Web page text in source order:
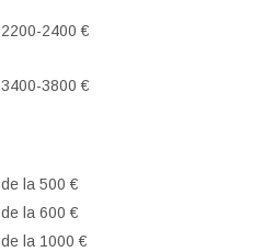
2200-2400 €
3400-3800 €
de la 500 €
de la 600 €
de la 1000 €